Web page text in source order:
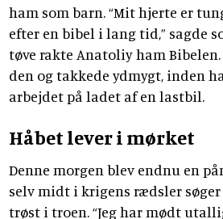
ham som barn. “Mit hjerte er
efter en bibel i lang tid,” sagde
tøve rakte Anatoliy ham Bibelen.
den og takkede ydmygt, inden
arbejdet på ladet af en lastbil.
Håbet lever i mørket
Denne morgen blev endnu en
selv midt i krigens rædsler
trøst i troen. “Jeg har mødt